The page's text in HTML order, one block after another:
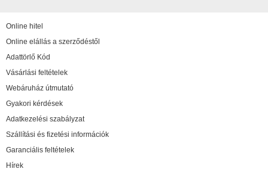
Online hitel
Online elállás a szerződéstől
Adattörlő Kód
Vásárlási feltételek
Webáruház útmutató
Gyakori kérdések
Adatkezelési szabályzat
Szállítási és fizetési információk
Garanciális feltételek
Hírek